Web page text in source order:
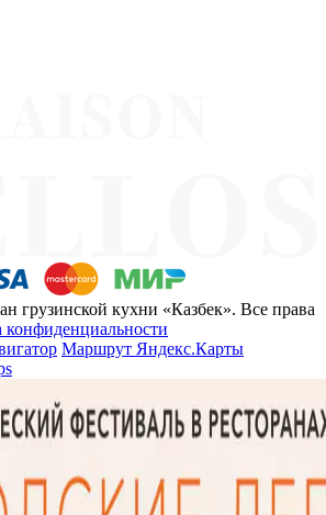
грузинской кухни «Казбек». Все права
Маршрут Яндекс.Карты